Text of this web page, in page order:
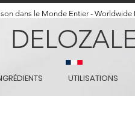
dans le Monde Entier - Worldwide
UTILISATIONS